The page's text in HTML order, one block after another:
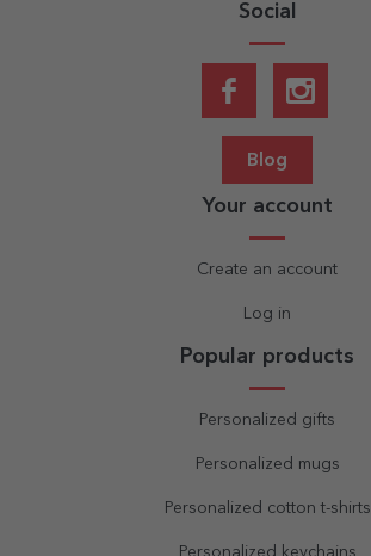
Social
Blog
Your account
Create an account
Log in
Popular products
Personalized gifts
Personalized mugs
Personalized cotton t-shirts